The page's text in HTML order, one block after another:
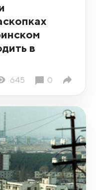
в
645 0